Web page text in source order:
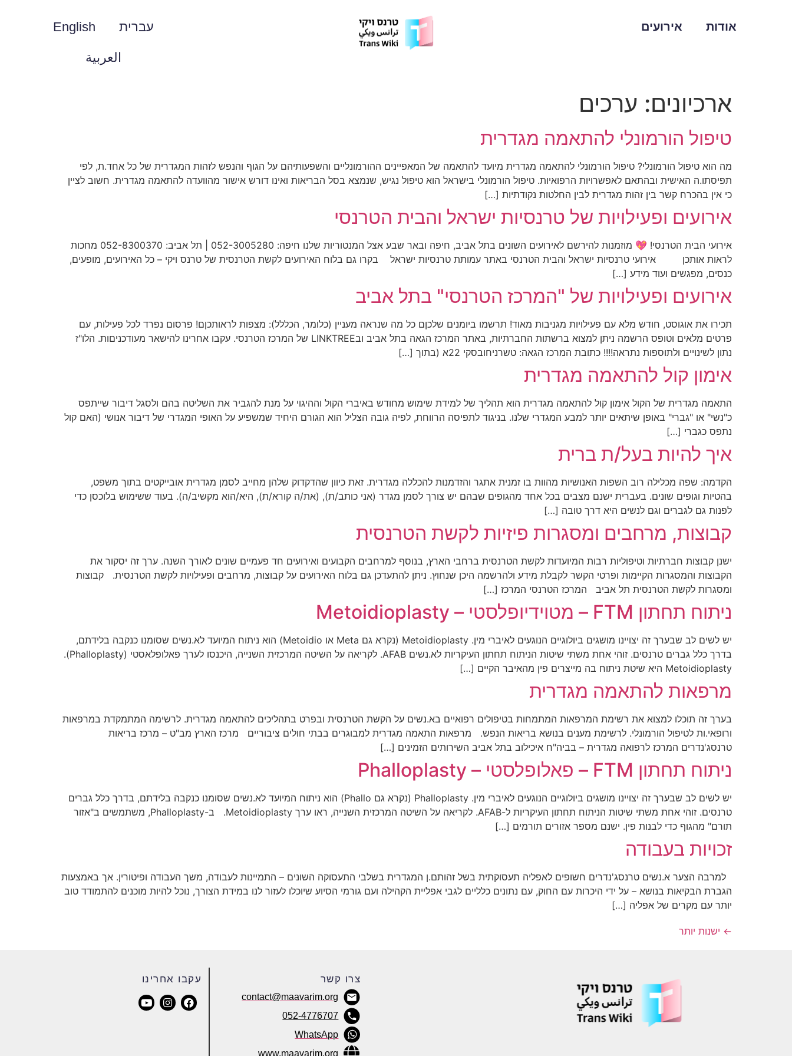
אודות אירועים עברית English
العربية
ארכיונים: ערכים
טיפול הורמונלי להתאמה מגדרית
מה הוא טיפול הורמונלי? טיפול הורמונלי להתאמה מגדרית מיועד להתאמה של המאפיינים ההורמונליים והשפעותיהם על הגוף והנפש לזהות המגדרית של כל אחד.ת, לפי
תפיסתו.ה האישית ובהתאם לאפשרויות הרפואיות. טיפול הורמונלי בישראל הוא טיפול נגיש, שנמצא בסל הבריאות ואינו דורש אישור מהוועדה להתאמה מגדרית. חשוב לציין
כי אין בהכרח קשר בין זהות מגדרית לבין החלטות נקודתיות […]
אירועים ופעילויות של טרנסיות ישראל והבית הטרנסי
אירועי הבית הטרנסי! 💖 מוזמנות להירשם לאירועים השונים בתל אביב, חיפה ובאר שבע אצל המנטוריות שלנו חיפה: 052-3005280 | תל אביב: 052-8300370 מחכות
לראות אותכן אירועי טרנסיות ישראל והבית הטרנסי באתר עמותת טרנסיות ישראל בקרו גם בלוח האירועים לקשת הטרנסית של טרנס ויקי – כל האירועים, מופעים,
כנסים, מפגשים ועוד מידע […]
אירועים ופעילויות של "המרכז הטרנסי" בתל אביב
תכירו את אוגוסט, חודש מלא עם פעילויות מגניבות מאוד! תרשמו ביומנים שלכןם כל מה שנראה מעניין (כלומר, הכללל): מצפות לראותכןם! פרסום נפרד לכל פעילות, עם
פרטים מלאים וטופס הרשמה ניתן למצוא ברשתות החברתיות, באתר המרכז הגאה בתל אביב ובLINKTREE של המרכז הטרנסי. עקבו אחרינו להישאר מעודכניםות. הלו"ז
נתון לשינויים ולתוספות נתראה!!!! כתובת המרכז הגאה: טשרניחובסקי 22א (בתוך […]
אימון קול להתאמה מגדרית
התאמה מגדרית של הקול אימון קול להתאמה מגדרית הוא תהליך של למידת שימוש מחודש באיברי הקול וההיגוי על מנת להגביר את השליטה בהם ולסגל דיבור שייתפס
כ"נשי" או "גברי" באופן שיתאים יותר למבע המגדרי שלנו. בניגוד לתפיסה הרווחת, לפיה גובה הצליל הוא הגורם היחיד שמשפיע על האופי המגדרי של דיבור אנושי (האם קול
נתפס כגברי […]
איך להיות בעל/ת ברית
הקדמה: שפה מכלילה רוב השפות האנושיות מהוות בו זמנית אתגר והזדמנות להכללה מגדרית. זאת כיוון שהדקדוק שלהן מחייב לסמן מגדרית אובייקטים בתוך משפט,
בהטיות וגופים שונים. בעברית ישנם מצבים בכל אחד מהגופים שבהם יש צורך לסמן מגדר (אני כותב/ת), (את/ה קורא/ת), היא/הוא מקשיב/ה). בעוד ששימוש בלוכסן כדי
לפנות גם לגברים וגם לנשים היא דרך טובה […]
קבוצות, מרחבים ומסגרות פיזיות לקשת הטרנסית
ישנן קבוצות חברתיות וטיפוליות רבות המיועדות לקשת הטרנסית ברחבי הארץ, בנוסף למרחבים הקבועים ואירועים חד פעמיים שונים לאורך השנה. ערך זה יסקור את
הקבוצות והמסגרות הקיימות ופרטי הקשר לקבלת מידע ולהרשמה היכן שנחוץ. ניתן להתעדכן גם בלוח האירועים על קבוצות, מרחבים ופעילויות לקשת הטרנסית. קבוצות
ומסגרות לקשת הטרנסית תל אביב המרכז הטרנסי המרכז […]
ניתוח תחתון FTM – מטוידיופלסטי – Metoidioplasty
יש לשים לב שבערך זה יצויינו מושגים ביולוגיים הנוגעים לאיברי מין. Metoidioplasty (נקרא גם Meta או Metoidio) הוא ניתוח המיועד לא.נשים שסומנו כנקבה בלידתם,
בדרך כלל גברים טרנסים. זוהי אחת משתי שיטות הניתוח תחתון העיקריות לא.נשים AFAB. לקריאה על השיטה המרכזית השנייה, היכנסו לערך פאלופלאסטי (Phalloplasty).
Metoidioplasty היא שיטת ניתוח בה מייצרים פין מהאיבר הקיים […]
מרפאות להתאמה מגדרית
בערך זה תוכלו למצוא את רשימת המרפאות המתמחות בטיפולים רפואיים בא.נשים על הקשת הטרנסית ובפרט בתהליכים להתאמה מגדרית. לרשימה המתמקדת במרפאות
ורופאי.ות לטיפול הורמונלי. לרשימת מענים בנושא בריאות הנפש. מרפאות התאמה מגדרית למבוגרים בבתי חולים ציבוריים מרכז הארץ מב"ט – מרכז בריאות
טרנסג'נדרים המרכז לרפואה מגדרית – בביה"ח איכילוב בתל אביב השירותים הזמינים […]
ניתוח תחתון FTM – פאלופלסטי – Phalloplasty
יש לשים לב שבערך זה יצויינו מושגים ביולוגיים הנוגעים לאיברי מין. Phalloplasty (נקרא גם Phallo) הוא ניתוח המיועד לא.נשים שסומנו כנקבה בלידתם, בדרך כלל גברים
טרנסים. זוהי אחת משתי שיטות הניתוח תחתון העיקריות ל-AFAB. לקריאה על השיטה המרכזית השנייה, ראו ערך Metoidioplasty. ב-Phalloplasty, משתמשים ב"אזור
תורם" מהגוף כדי לבנות פין. ישנם מספר אזורים תורמים […]
זכויות בעבודה
למרבה הצער א.נשים טרנסג'נדרים חשופים לאפליה תעסוקתית בשל זהותם.ן המגדרית בשלבי התעסוקה השונים – התמיינות לעבודה, משך העבודה ופיטורין. אך באמצעות
הגברת הבקיאות בנושא – על ידי היכרות עם החוק, עם נתונים כלליים לגבי אפליית הקהילה ועם גורמי הסיוע שיוכלו לעזור לנו במידת הצורך, נוכל להיות מוכנים להתמודד טוב
יותר עם מקרים של אפליה […]
← ישנות יותר
עקבו אחרינו צרו קשר
contact@maavarim.org
052-4776707
WhatsApp
www.maavarim.org